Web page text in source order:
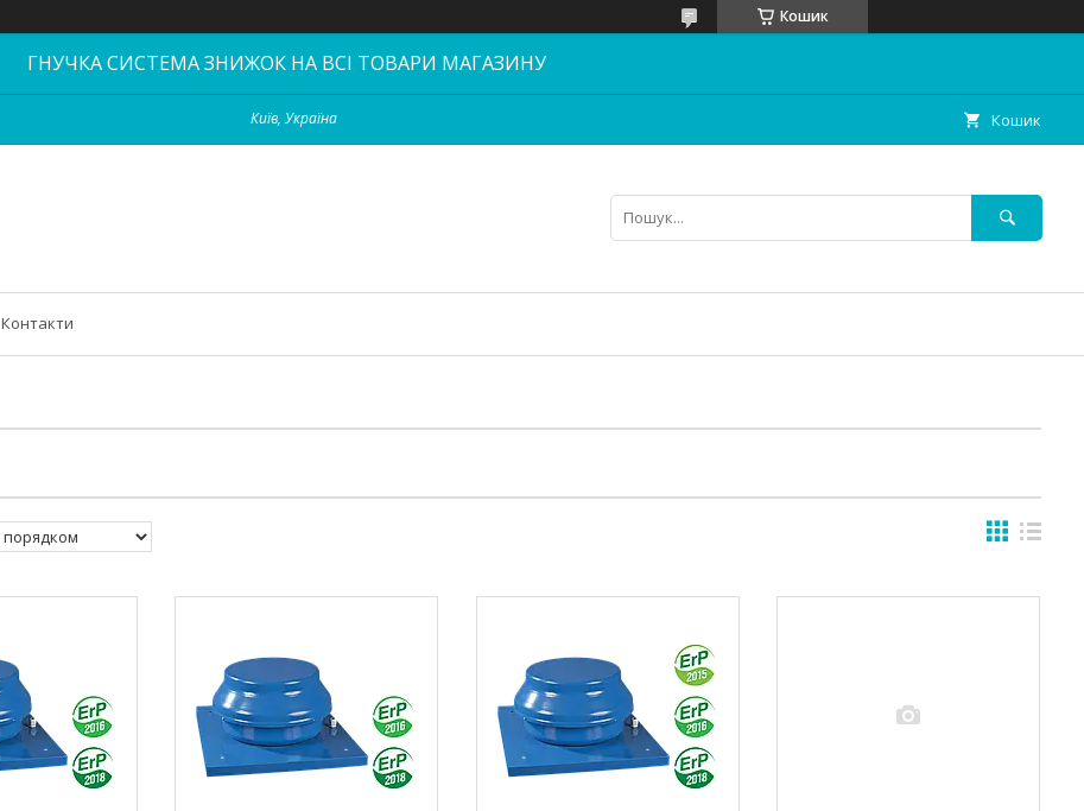
Кошик
ГНУЧКА СИСТЕМА ЗНИЖОК НА ВСІ ТОВАРИ МАГАЗИНУ
Київ, Україна Кошик
Контакти